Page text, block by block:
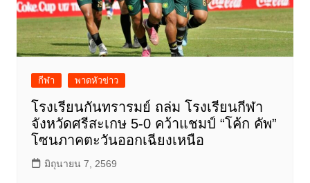
กีฬา พาดหัวข่าว
โรงเรียนกันทรารมย์ ถล่ม โรงเรียนกีฬา
จังหวัดศรีสะเกษ 5-0 คว้าแชมป์ “โค้ก คัพ”
โซนภาคตะวันออกเฉียงเหนือ
มิถุนายน 7, 2569